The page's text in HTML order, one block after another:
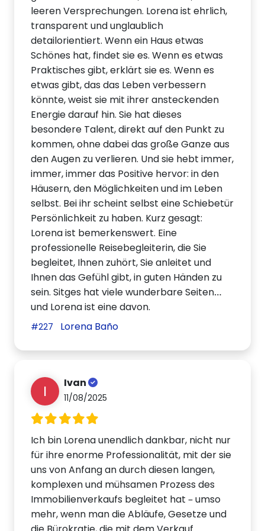
leeren Versprechungen. Lorena ist ehrlich,
transparent und unglaublich
detailorientiert. Wenn ein Haus etwas
Schönes hat, findet sie es. Wenn es etwas
Praktisches gibt, erklärt sie es. Wenn es
etwas gibt, das das Leben verbessern
könnte, weist sie mit ihrer ansteckenden
Energie darauf hin. Sie hat dieses
besondere Talent, direkt auf den Punkt zu
kommen, ohne dabei das große Ganze aus
den Augen zu verlieren. Und sie hebt immer,
immer, immer das Positive hervor: in den
Häusern, den Möglichkeiten und im Leben
selbst. Bei ihr scheint selbst eine Schiebetür
Persönlichkeit zu haben. Kurz gesagt:
Lorena ist bemerkenswert. Eine
professionelle Reisebegleiterin, die Sie
begleitet, Ihnen zuhört, Sie anleitet und
Ihnen das Gefühl gibt, in guten Händen zu
sein. Sitges hat viele wunderbare Seiten…
und Lorena ist eine davon.
#227 Lorena Baño
I Ivan
11/08/2025
Ich bin Lorena unendlich dankbar, nicht nur
für ihre enorme Professionalität, mit der sie
uns von Anfang an durch diesen langen,
komplexen und mühsamen Prozess des
Immobilienverkaufs begleitet hat – umso
mehr, wenn man die Abläufe, Gesetze und